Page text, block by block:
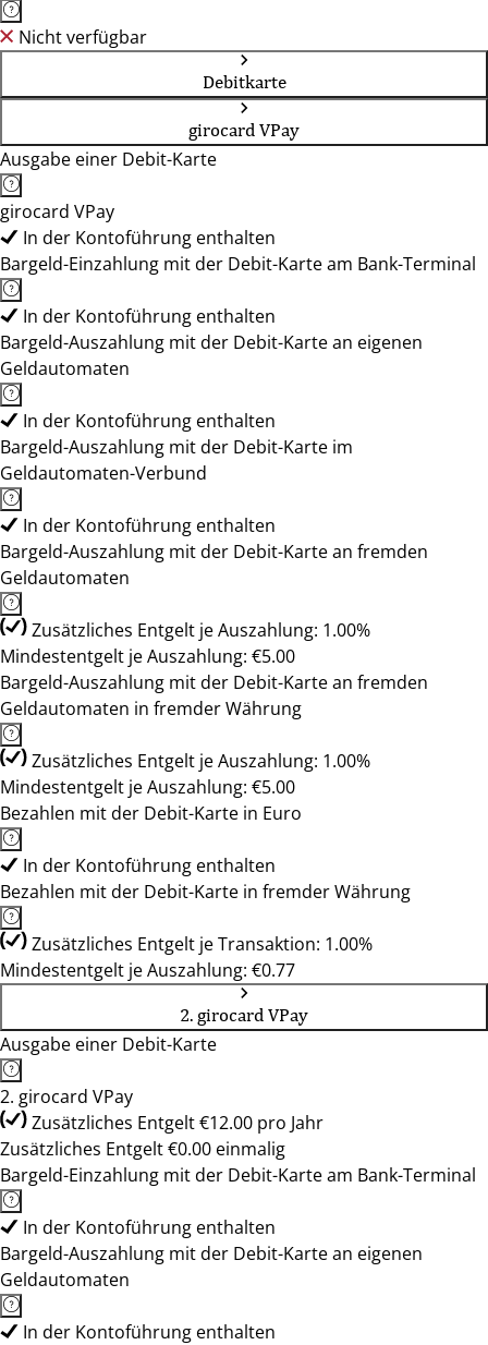
Nicht verfügbar
Debitkarte
girocard VPay
Ausgabe einer Debit-Karte
girocard VPay
In der Kontoführung enthalten
Bargeld-Einzahlung mit der Debit-Karte am Bank-Terminal
In der Kontoführung enthalten
Bargeld-Auszahlung mit der Debit-Karte an eigenen
Geldautomaten
In der Kontoführung enthalten
Bargeld-Auszahlung mit der Debit-Karte im
Geldautomaten-Verbund
In der Kontoführung enthalten
Bargeld-Auszahlung mit der Debit-Karte an fremden
Geldautomaten
Zusätzliches Entgelt je Auszahlung: 1.00%
Mindestentgelt je Auszahlung: €5.00
Bargeld-Auszahlung mit der Debit-Karte an fremden
Geldautomaten in fremder Währung
Zusätzliches Entgelt je Auszahlung: 1.00%
Mindestentgelt je Auszahlung: €5.00
Bezahlen mit der Debit-Karte in Euro
In der Kontoführung enthalten
Bezahlen mit der Debit-Karte in fremder Währung
Zusätzliches Entgelt je Transaktion: 1.00%
Mindestentgelt je Auszahlung: €0.77
2. girocard VPay
Ausgabe einer Debit-Karte
2. girocard VPay
Zusätzliches Entgelt €12.00 pro Jahr
Zusätzliches Entgelt €0.00 einmalig
Bargeld-Einzahlung mit der Debit-Karte am Bank-Terminal
In der Kontoführung enthalten
Bargeld-Auszahlung mit der Debit-Karte an eigenen
Geldautomaten
In der Kontoführung enthalten